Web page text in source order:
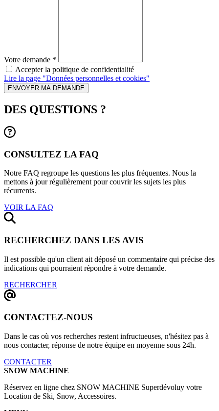
Votre demande *
Accepter la politique de confidentialité
Lire la page "Données personnelles et cookies"
ENVOYER MA DEMANDE
DES QUESTIONS ?
CONSULTEZ LA FAQ
Notre FAQ regroupe les questions les plus fréquentes. Nous la
mettons à jour régulièrement pour couvrir les sujets les plus
récurrents.
VOIR LA FAQ
RECHERCHEZ DANS LES AVIS
Il est possible qu'un client ait déposé un commentaire qui précise des
indications qui pourraient répondre à votre demande.
RECHERCHER
CONTACTEZ-NOUS
Dans le cas où vos recherches restent infructueuses, n'hésitez pas à
nous contacter, réponse de notre équipe en moyenne sous 24h.
CONTACTER
SNOW MACHINE
Réservez en ligne chez SNOW MACHINE Superdévoluy votre
Location de Ski, Snow, Accessoires.